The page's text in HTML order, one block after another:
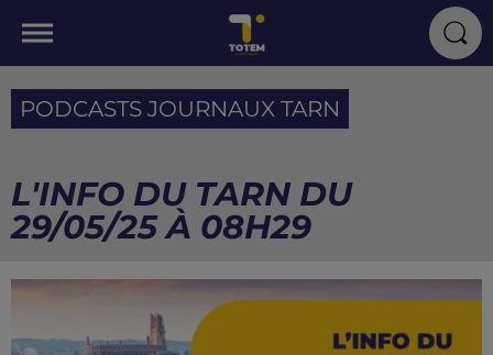
PODCASTS JOURNAUX TARN
L'INFO DU TARN DU
29/05/25 À 08H29